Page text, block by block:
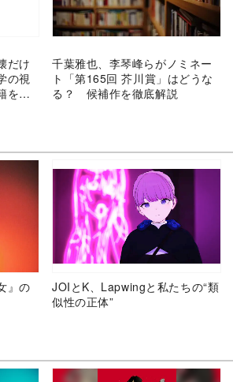
だけ
の視
を読
千葉雅也、李琴峰らがノミネー
ト「第165回 芥川賞」はどうな
る？ 候補作を徹底解説
』の
JOIとK、Lapwingと私たちの“類
似性の正体”